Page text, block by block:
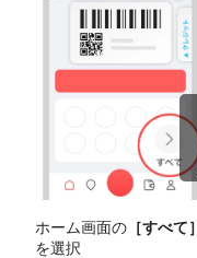
ホーム画面の ［すべて］
を選択